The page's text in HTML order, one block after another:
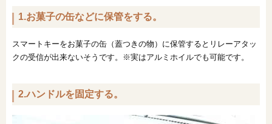
1.お菓子の缶などに保管をする。
スマートキーをお菓子の缶（蓋つきの物）に保管するとリレーアタッ
クの受信が出来ないそうです。※実はアルミホイルでも可能です。
2.ハンドルを固定する。